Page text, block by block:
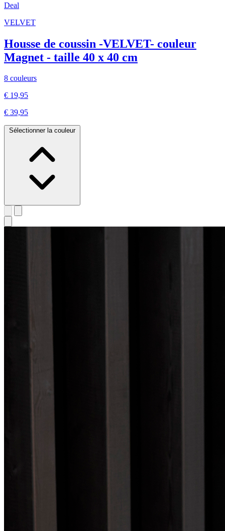
Deal
VELVET
Housse de coussin -VELVET- couleur
Magnet - taille 40 x 40 cm
8 couleurs
€ 19,95
€ 39,95
Sélectionner la couleur